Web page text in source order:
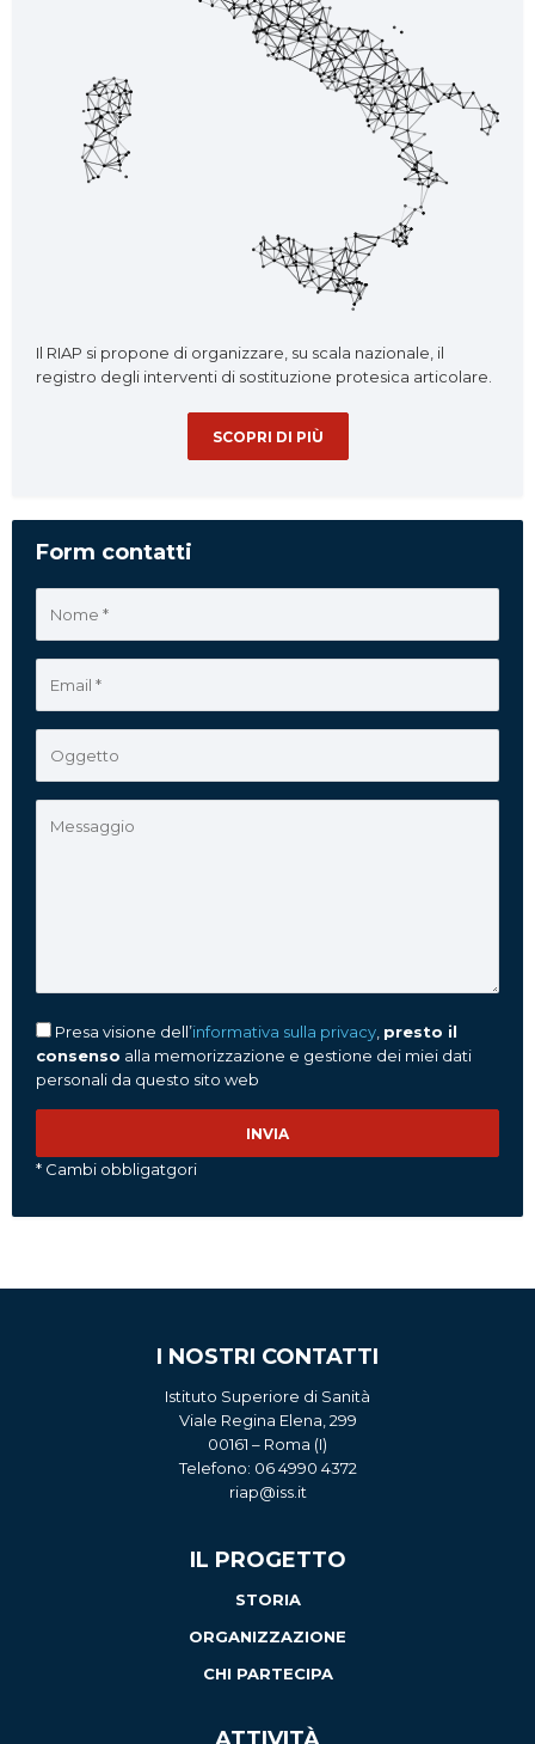
Il RIAP si propone di organizzare, su scala nazionale, il
registro degli interventi di sostituzione protesica articolare.
SCOPRI DI PIÙ
Form contatti
Presa visione dell’informativa sulla privacy presto il
consenso alla memorizzazione e gestione dei miei dati
personali da questo sito web
* Cambi obbligatgori
I NOSTRI CONTATTI
Istituto Superiore di Sanità
Viale Regina Elena, 299
00161 – Roma (I)
Telefono: 06 4990 4372
riap@iss.it
IL PROGETTO
STORIA
ORGANIZZAZIONE
CHI PARTECIPA